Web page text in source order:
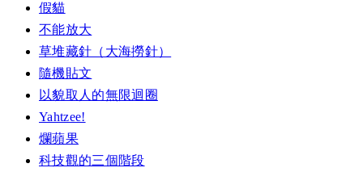
假貓
不能放大
草堆藏針（大海撈針）
隨機貼文
以貌取人的無限迴圈
Yahtzee!
爛蘋果
科技觀的三個階段